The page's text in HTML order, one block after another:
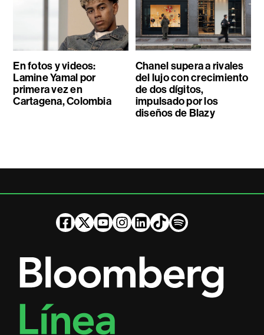
En fotos y videos:
Lamine Yamal por
primera vez en
Cartagena, Colombia
Chanel supera a rivales
del lujo con crecimiento
de dos dígitos,
impulsado por los
diseños de Blazy